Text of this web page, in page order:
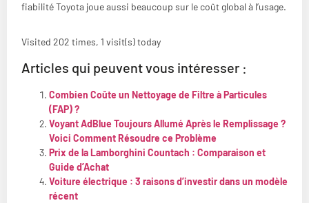
fiabilité Toyota joue aussi beaucoup sur le coût global à l’usage.
Visited 202 times, 1 visit(s) today
Articles qui peuvent vous intéresser :
Combien Coûte un Nettoyage de Filtre à Particules
(FAP) ?
Voyant AdBlue Toujours Allumé Après le Remplissage ?
Voici Comment Résoudre ce Problème
Prix de la Lamborghini Countach : Comparaison et
Guide d’Achat
Voiture électrique : 3 raisons d’investir dans un modèle
récent